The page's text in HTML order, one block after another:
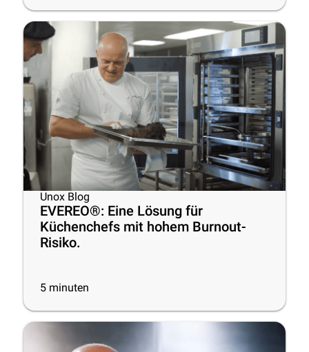
Unox Blog
EVEREO®: Eine Lösung für
Küchenchefs mit hohem Burnout-
Risiko.
5 minuten